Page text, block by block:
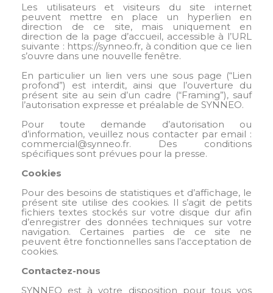
Les utilisateurs et visiteurs du site internet
peuvent mettre en place un hyperlien en
direction de ce site, mais uniquement en
direction de la page d’accueil, accessible à l’URL
suivante : https://synneo.fr, à condition que ce lien
s’ouvre dans une nouvelle fenêtre.
En particulier un lien vers une sous page (“Lien
profond”) est interdit, ainsi que l’ouverture du
présent site au sein d’un cadre (“Framing”), sauf
l’autorisation expresse et préalable de SYNNEO.
Pour toute demande d’autorisation ou
d’information, veuillez nous contacter par email :
commercial@synneo.fr. Des conditions
spécifiques sont prévues pour la presse.
Cookies
Pour des besoins de statistiques et d’affichage, le
présent site utilise des cookies. Il s’agit de petits
fichiers textes stockés sur votre disque dur afin
d’enregistrer des données techniques sur votre
navigation. Certaines parties de ce site ne
peuvent être fonctionnelles sans l’acceptation de
cookies.
Contactez-nous
SYNNEO est à votre disposition pour tous vos